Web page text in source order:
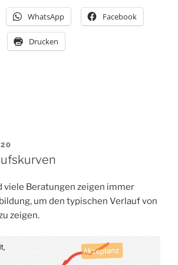
WhatsApp Facebook
Drucken
viele Beratungen zeigen immer
um den typischen Verlauf von
zeigen.